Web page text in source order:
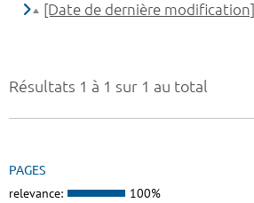
Résultats 1 à 1 sur 1 au total
PAGES
relevance: 100%
[Date de dernière modification]